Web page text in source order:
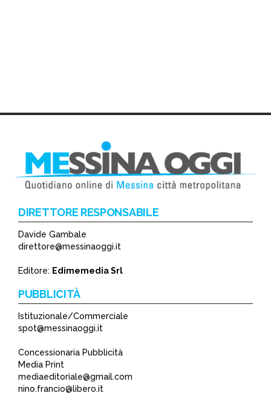
DIRETTORE RESPONSABILE
Davide Gambale
direttore@messinaoggi.it
Editore: Edimemedia Srl
PUBBLICITÀ
Istituzionale/Commerciale
spot@messinaoggi.it
Concessionaria Pubblicità
Media Print
mediaeditoriale@gmail.com
nino.francio@libero.it